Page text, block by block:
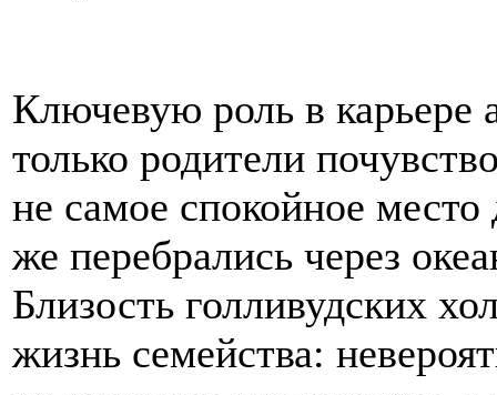
Ключевую роль в карьере
только родители
не самое спокойное
же перебрались через
Близость голливудских
жизнь семейства: